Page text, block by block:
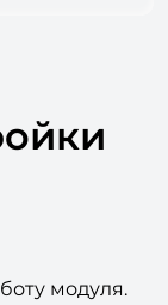
модуля.